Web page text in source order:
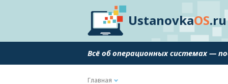
UstanovkaOS.ru
Всё об операционных системах —
Главная